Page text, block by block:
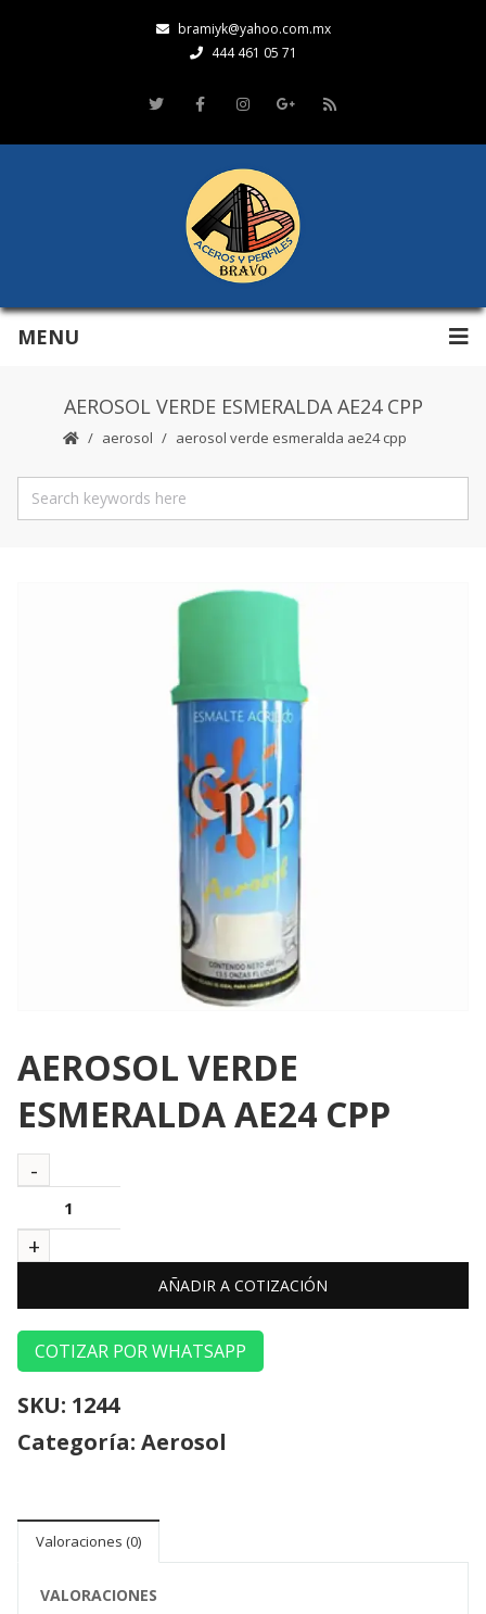
bramiyk@yahoo.com.mx
444 461 05 71
MENU
AEROSOL VERDE ESMERALDA AE24 CPP
aerosol aerosol verde esmeralda ae24 cpp
AEROSOL VERDE
ESMERALDA AE24 CPP
AÑADIR A COTIZACIÓN
COTIZAR POR WHATSAPP
SKU: 1244
Categoría: Aerosol
Valoraciones (0)
VALORACIONES